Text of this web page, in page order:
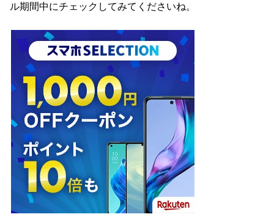
ル期間中にチェックしてみてくださいね。